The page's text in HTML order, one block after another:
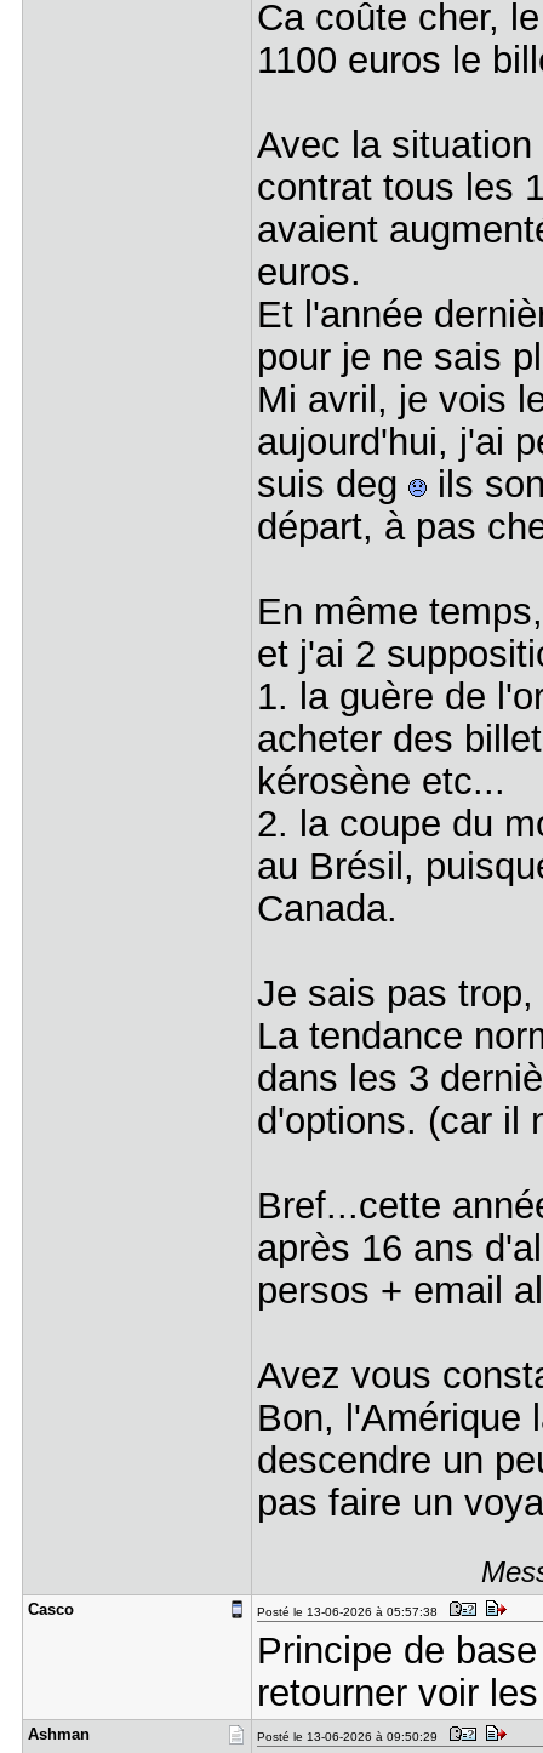
Ca coûte cher,
1100 euros le
Avec la
contrat tous les
avaient
euros.
Et l'année
pour je ne sais
Mi avril, je vois
aujourd'hui, j'ai
suis deg
ils
départ, à pas
En même
et j'ai 2
1. la guère de
acheter des
kérosène etc...
2. la coupe du
au Brésil,
Canada.
Je sais pas
La tendance
dans les 3
d'options. (car il
Bref...cette
après 16 ans
persos + email
Avez vous
Bon, l'Amérique
descendre un
pas faire un
Casco Posté le 13-06-2026 à 05:57:38
Principe de
retourner voir
Ashman Posté le 13-06-2026 à 09:50:29